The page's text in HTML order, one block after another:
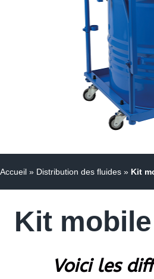
Accueil » Distribution des fluides » Kit
Kit
Voici les